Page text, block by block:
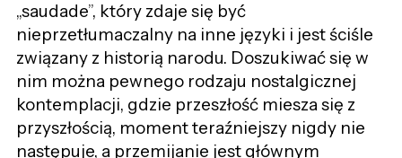
„saudade”, który zdaje się być
nieprzetłumaczalny na inne języki i jest ściśle
związany z historią narodu. Doszukiwać się w
nim można pewnego rodzaju nostalgicznej
kontemplacji, gdzie przeszłość miesza się z
przyszłością, moment teraźniejszy nigdy nie
następuje, a przemijanie jest głównym